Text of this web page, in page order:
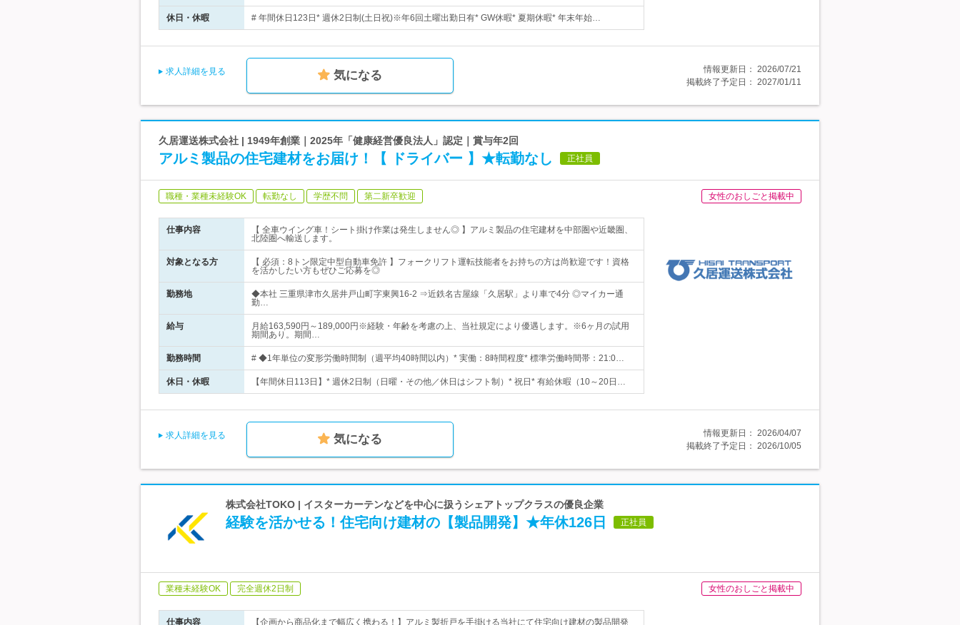
休日・休暇 # 年間休日123日* 週休2日制(土日祝)※年6回土曜出勤日有* GW休暇* 夏期休暇* 年末年始…
求人詳細を見る 気になる 情報更新日： 2026/07/21
掲載終了予定日： 2027/01/11
久居運送株式会社 | 1949年創業｜2025年「健康経営優良法人」認定｜賞与年2回
アルミ製品の住宅建材をお届け！【 ドライバー 】★転勤なし 正社員
職種・業種未経験OK 転勤なし 学歴不問 第二新卒歓迎 女性のおしごと掲載中
仕事内容
【 全車ウイング車！シート掛け作業は発生しません◎ 】アルミ製品の住宅建材を中部圏や近畿圏、
北陸圏へ輸送します。
対象となる方
【 必須：8トン限定中型自動車免許 】フォークリフト運転技能者をお持ちの方は尚歓迎です！資格
を活かしたい方もぜひご応募を◎
勤務地
◆本社 三重県津市久居井戸山町字東興16-2 ⇒近鉄名古屋線「久居駅」より車で4分 ◎マイカー通
勤…
給与
月給163,590円～189,000円※経験・年齢を考慮の上、当社規定により優遇します。※6ヶ月の試用
期間あり。期間…
勤務時間 # ◆1年単位の変形労働時間制（週平均40時間以内）* 実働：8時間程度* 標準労働時間帯：21:0…
休日・休暇 【年間休日113日】* 週休2日制（日曜・その他／休日はシフト制）* 祝日* 有給休暇（10～20日…
求人詳細を見る 気になる 情報更新日： 2026/04/07
掲載終了予定日： 2026/10/05
株式会社TOKO | イスターカーテンなどを中心に扱うシェアトップクラスの優良企業
経験を活かせる！住宅向け建材の【製品開発】★年休126日 正社員
業種未経験OK 完全週休2日制 女性のおしごと掲載中
仕事内容 【企画から商品化まで幅広く携わる！】アルミ製折戸を手掛ける当社にて住宅向け建材の製品開発